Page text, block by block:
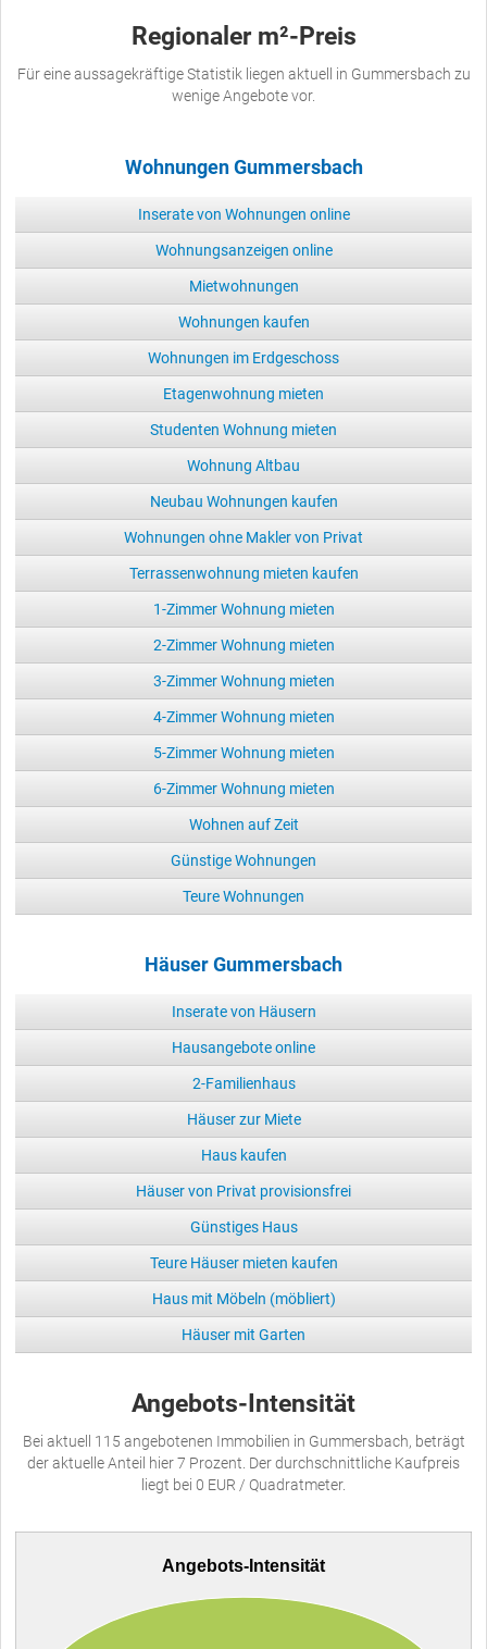
Regionaler m²-Preis
Für eine aussagekräftige Statistik liegen aktuell in Gummersbach zu
wenige Angebote vor.
Wohnungen Gummersbach
Inserate von Wohnungen online
Wohnungsanzeigen online
Mietwohnungen
Wohnungen kaufen
Wohnungen im Erdgeschoss
Etagenwohnung mieten
Studenten Wohnung mieten
Wohnung Altbau
Neubau Wohnungen kaufen
Wohnungen ohne Makler von Privat
Terrassenwohnung mieten kaufen
1-Zimmer Wohnung mieten
2-Zimmer Wohnung mieten
3-Zimmer Wohnung mieten
4-Zimmer Wohnung mieten
5-Zimmer Wohnung mieten
6-Zimmer Wohnung mieten
Wohnen auf Zeit
Günstige Wohnungen
Teure Wohnungen
Häuser Gummersbach
Inserate von Häusern
Hausangebote online
2-Familienhaus
Häuser zur Miete
Haus kaufen
Häuser von Privat provisionsfrei
Günstiges Haus
Teure Häuser mieten kaufen
Haus mit Möbeln (möbliert)
Häuser mit Garten
Angebots-Intensität
Bei aktuell 115 angebotenen Immobilien in Gummersbach, beträgt
der aktuelle Anteil hier 7 Prozent. Der durchschnittliche Kaufpreis
liegt bei 0 EUR / Quadratmeter.
Angebots-Intensität